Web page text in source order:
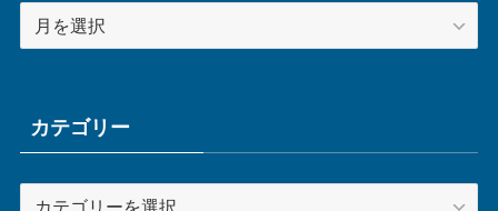
ー
ブカテゴリー